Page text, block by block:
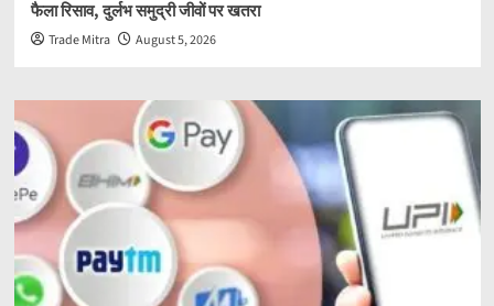
फैला रिसाव, दुर्लभ समुद्री जीवों पर खतरा
Trade Mitra August 5, 2026